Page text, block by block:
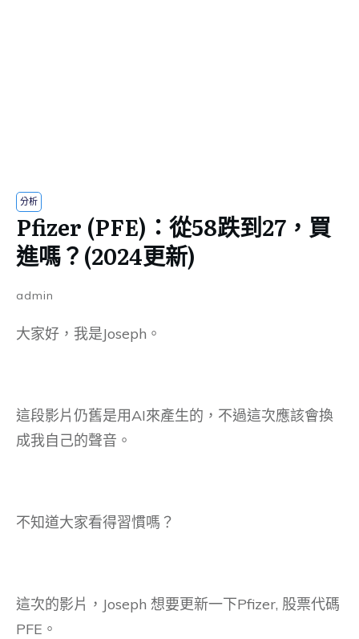
分析
Pfizer (PFE)：從58跌到27，買
進嗎？(2024更新)
admin
大家好，我是Joseph。
這段影片仍舊是用AI來產生的，不過這次應該會換
成我自己的聲音。
不知道大家看得習慣嗎？
這次的影片，Joseph 想要更新一下Pfizer, 股票代碼
PFE。